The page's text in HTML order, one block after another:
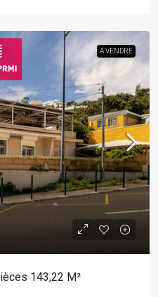
A VENDRE
143,22 M²